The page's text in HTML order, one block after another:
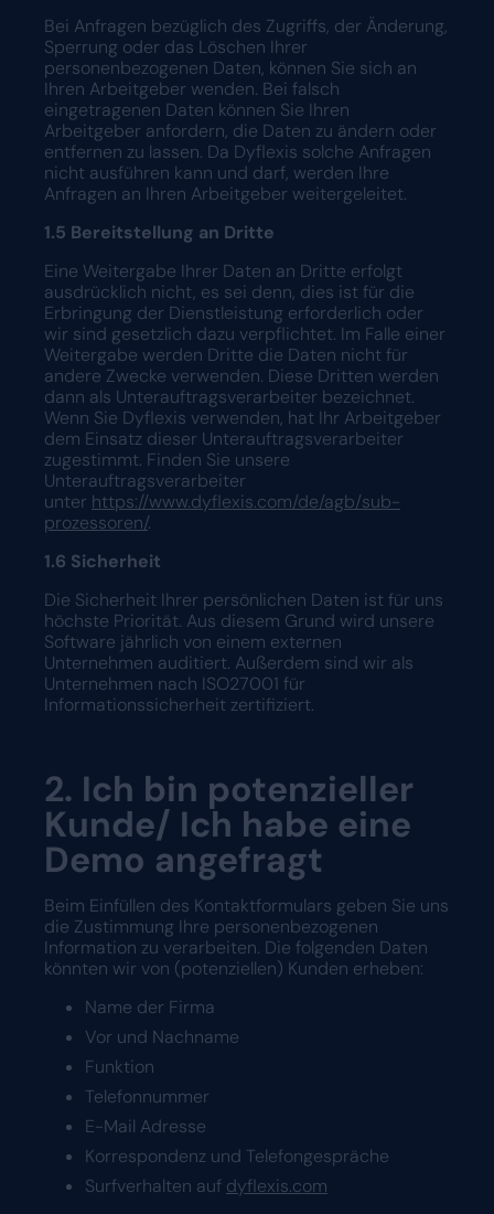
Bei Anfragen bezüglich des Zugriffs, der Änderung,
Sperrung oder das Löschen Ihrer
personenbezogenen Daten, können Sie sich an
Ihren Arbeitgeber wenden. Bei falsch
eingetragenen Daten können Sie Ihren
Arbeitgeber anfordern, die Daten zu ändern oder
entfernen zu lassen. Da Dyflexis solche Anfragen
nicht ausführen kann und darf, werden Ihre
Anfragen an Ihren Arbeitgeber weitergeleitet.
1.5 Bereitstellung an Dritte
Eine Weitergabe Ihrer Daten an Dritte erfolgt
ausdrücklich nicht, es sei denn, dies ist für die
Erbringung der Dienstleistung erforderlich oder
wir sind gesetzlich dazu verpflichtet. Im Falle einer
Weitergabe werden Dritte die Daten nicht für
andere Zwecke verwenden. Diese Dritten werden
dann als Unterauftragsverarbeiter bezeichnet.
Wenn Sie Dyflexis verwenden, hat Ihr Arbeitgeber
dem Einsatz dieser Unterauftragsverarbeiter
zugestimmt. Finden Sie unsere
Unterauftragsverarbeiter
unter https://www.dyflexis.com/de/agb/sub-
prozessoren/.
1.6 Sicherheit
Die Sicherheit Ihrer persönlichen Daten ist für uns
höchste Priorität. Aus diesem Grund wird unsere
Software jährlich von einem externen
Unternehmen auditiert. Außerdem sind wir als
Unternehmen nach ISO27001 für
Informationssicherheit zertifiziert.
2. Ich bin potenzieller
Kunde/ Ich habe eine
Demo angefragt
Beim Einfüllen des Kontaktformulars geben Sie uns
die Zustimmung Ihre personenbezogenen
Information zu verarbeiten. Die folgenden Daten
könnten wir von (potenziellen) Kunden erheben:
Name der Firma
Vor und Nachname
Funktion
Telefonnummer
E-Mail Adresse
Korrespondenz und Telefongespräche
Surfverhalten auf dyflexis.com